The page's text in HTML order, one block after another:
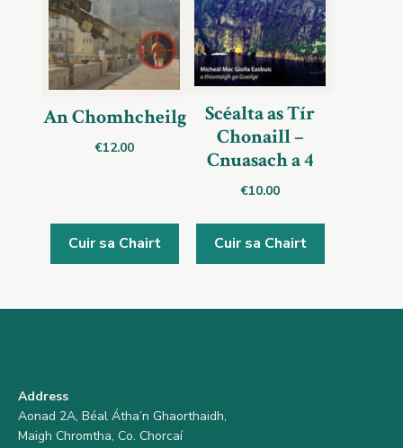
An Chomhcheilg
€12.00
Cuir sa Chairt
Scéalta as Tír
Chonaill –
Cnuasach a 4
€10.00
Cuir sa Chairt
Address
Aonad 2A, Béal Átha’n Ghaorthaidh,
Maigh Chromtha, Co. Chorcaí